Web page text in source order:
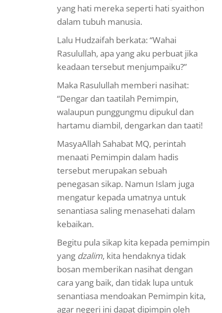
yang hati mereka seperti hati syaithon
dalam tubuh manusia.
Lalu Hudzaifah berkata: “Wahai
Rasulullah, apa yang aku perbuat jika
keadaan tersebut menjumpaiku?”
Maka Rasulullah memberi nasihat:
“Dengar dan taatilah Pemimpin,
walaupun punggungmu dipukul dan
hartamu diambil, dengarkan dan taati!
MasyaAllah Sahabat MQ, perintah
menaati Pemimpin dalam hadis
tersebut merupakan sebuah
penegasan sikap. Namun Islam juga
mengatur kepada umatnya untuk
senantiasa saling menasehati dalam
kebaikan.
Begitu pula sikap kita kepada pemimpin
yang dzalim, kita hendaknya tidak
bosan memberikan nasihat dengan
cara yang baik, dan tidak lupa untuk
senantiasa mendoakan Pemimpin kita,
agar negeri ini dapat dipimpin oleh